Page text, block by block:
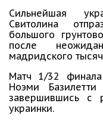
Сильнейшая
Свитолина
большого
после
мадридского
Матч 1/32
Ноэми
завершившись с
украинки.